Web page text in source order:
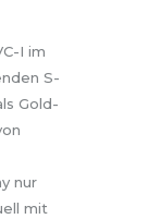
I im
S-
Gold-
nur
mit